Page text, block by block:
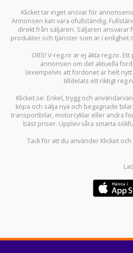
Klicket tar inget ansvar för
Annonsen kan vara ofullständig.
direkt från säljaren. Säljaren
produkter och tjänster som är i enlighet
OBS! V-reg.nr är ej äkta reg.nr.
annonsen om det aktuella
(exempelvis att fordonet är helt
tilldelats ett riktigt
Klicket.se: Enkel, trygg och
köpa och sälja nya och begagnade bilar
transportbilar, motorcyklar eller andra
bäst priser. Upplev våra smarta
Tack för att du använder Klicket